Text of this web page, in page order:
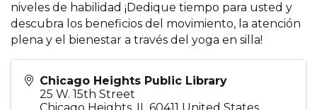
niveles de habilidad ¡Dedique tiempo para usted y
descubra los beneficios del movimiento, la atención
plena y el bienestar a través del yoga en silla!
Chicago Heights Public Library
25 W. 15th Street